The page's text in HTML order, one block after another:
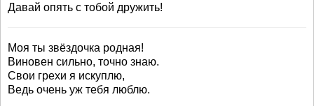
Давай опять с тобой дружить!
Моя ты звёздочка родная!
Виновен сильно, точно знаю.
Свои грехи я искуплю,
Ведь очень уж тебя люблю.